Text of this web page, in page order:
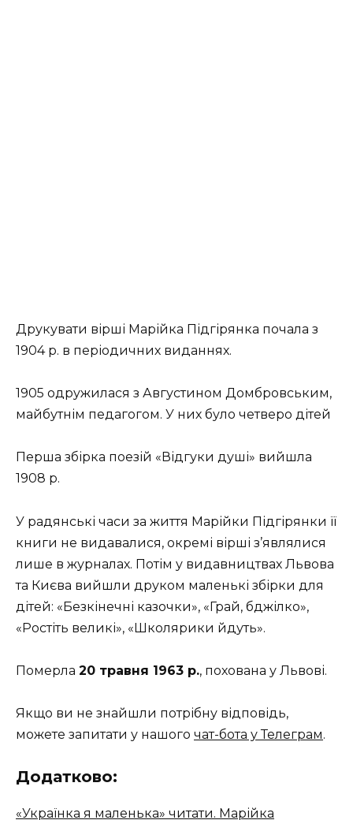
Друкувати вірші Марійка Підгірянка почала з
1904 р. в періодичних виданнях.
1905 одружилася з Августином Домбровським,
майбутнім педагогом. У них було четверо дітей
Перша збірка поезій «Відгуки душі» вийшла
1908 р.
У радянські часи за життя Марійки Підгірянки її
книги не видавалися, окремі вірші з’являлися
лише в журналах. Потім у видавництвах Львова
та Києва вийшли друком маленькі збірки для
дітей: «Безкінечні казочки», «Грай, бджілко»,
«Ростіть великі», «Школярики йдуть».
Померла 20 травня 1963 р., похована у Львові.
Якщо ви не знайшли потрібну відповідь,
можете запитати у нашого чат-бота у Телеграм.
Додатково:
«Українка я маленька» читати. Марійка